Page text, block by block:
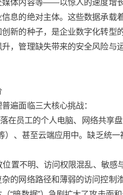
媒体内容等——以惊人的速度增
息的绝对主体。这些数据承载
新的种子，是企业数字化转型
，管理缺失带来的安全风险与
遍面临三大核心挑战：
在员工的个人电脑、网络共享
）、甚至云端应用中。缺乏统一
置不明、访问权限混乱、敏感
的网络路径和薄弱的访问控制